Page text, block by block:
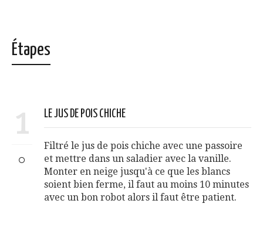
Étapes
1 LE JUS DE POIS CHICHE
Filtré le jus de pois chiche avec une passoire
et mettre dans un saladier avec la vanille.
Monter en neige jusqu'à ce que les blancs
soient bien ferme, il faut au moins 10 minutes
avec un bon robot alors il faut être patient.